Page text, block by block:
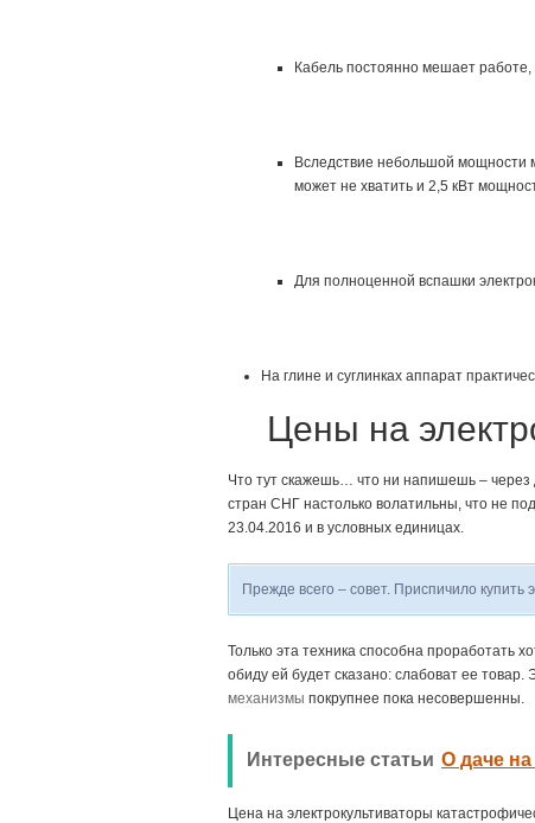
Кабель постоянно мешает
Вследствие небольшой мощности
может не хватить и 2,5 кВт
Для полноценной вспашки
На глине и суглинках аппарат
Цены на
Что тут скажешь… что ни напишешь –
стран СНГ настолько волатильны, что не
23.04.2016 и в условных единицах.
Прежде всего – совет. Приспичило купить
Только эта техника способна проработать
обиду ей будет сказано: слабоват ее
механизмы покрупнее пока несовершенны.
Интересные статьи О даче на
Цена на электрокультиваторы